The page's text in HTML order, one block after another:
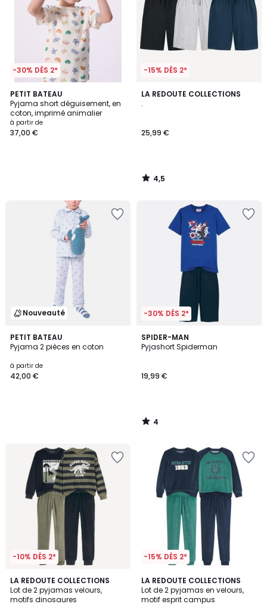
-30% DÈS 2*
PETIT BATEAU
Pyjama short déguisement, en
coton, imprimé animalier
à partir de
37,00 €
-15% DÈS 2*
LA REDOUTE COLLECTIONS
.
25,99 €
4,5
4,5
/
Nouveauté
PETIT BATEAU
Pyjama 2 pièces en coton
à partir de
42,00 €
-30% DÈS 2*
SPIDER-MAN
Pyjashort Spiderman
19,99 €
4
/
4
/
-10% DÈS 2*
LA REDOUTE COLLECTIONS
Lot de 2 pyjamas velours,
motifs dinosaures
4,8
/ 5
-15% DÈS 2*
LA REDOUTE COLLECTIONS
Lot de 2 pyjamas en velours,
motif esprit campus
4,5
/ 5